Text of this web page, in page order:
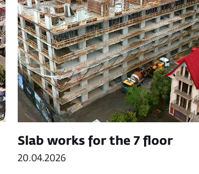
Slab works for the 7 floor
20.04.2026